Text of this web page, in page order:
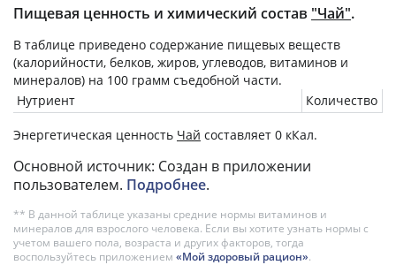
Пищевая ценность и химический состав "Чай".
В таблице приведено содержание пищевых веществ
(калорийности, белков, жиров, углеводов, витаминов и
минералов) на 100 грамм съедобной части.
Нутриент
Количество
Энергетическая ценность Чай составляет 0 кКал.
Основной источник: Создан в приложении
пользователем. Подробнее.
** В данной таблице указаны средние нормы витаминов и
минералов для взрослого человека. Если вы хотите узнать нормы с
учетом вашего пола, возраста и других факторов, тогда
воспользуйтесь приложением «Мой здоровый рацион».